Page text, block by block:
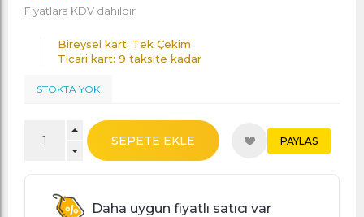
Fiyatlara KDV dahildir
Bireysel kart: Tek Çekim
Ticari kart: 9 taksite kadar
STOKTA YOK
SEPETE EKLE PAYLAS
Daha uygun fiyatlı satıcı var